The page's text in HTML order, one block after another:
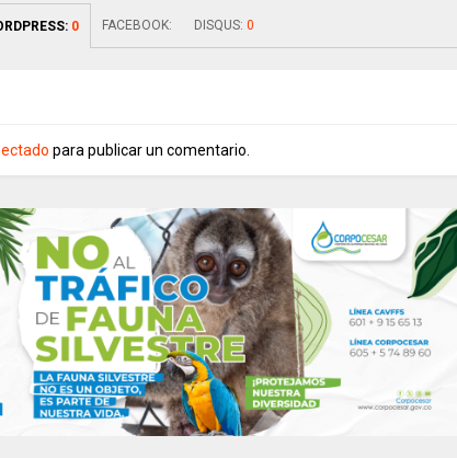
0 FACEBOOK: DISQUS: 0
para publicar un comentario.